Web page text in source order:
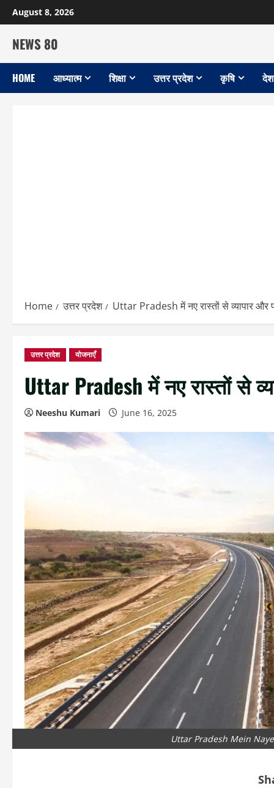
Skip
to
content
August 8, 2026
NEWS 80
HOME आध्यात्म शिक्षा उत्तर प्रदेश कृषि
Home उत्तर प्रदेश Uttar Pradesh में नए रास्तों से व्यापार और
उत्तर प्रदेश योजनाएँ
Uttar Pradesh में नए रास्तों से
Neeshu Kumari June 16, 2025
Uttar Pradesh Mein